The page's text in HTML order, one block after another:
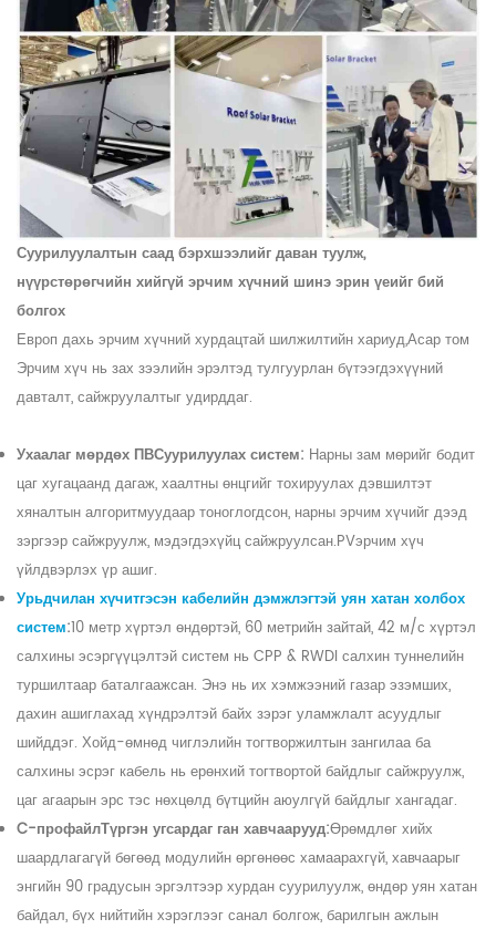
Суурилуулалтын саад бэрхшээлийг даван туулж,
нүүрстөрөгчийн хийгүй эрчим хүчний шинэ эрин үеийг бий
болгох
Европ дахь эрчим хүчний хурдацтай шилжилтийн хариуд,Асар том
Эрчим хүч нь зах зээлийн эрэлтэд тулгуурлан бүтээгдэхүүний
давталт, сайжруулалтыг удирддаг.
Ухаалаг мөрдөх ПВСуурилуулах систем: Нарны зам мөрийг бодит
цаг хугацаанд дагаж, хаалтны өнцгийг тохируулах дэвшилтэт
хяналтын алгоритмуудаар тоноглогдсон, нарны эрчим хүчийг дээд
зэргээр сайжруулж, мэдэгдэхүйц сайжруулсан.PVэрчим хүч
үйлдвэрлэх үр ашиг.
Урьдчилан хүчитгэсэн кабелийн дэмжлэгтэй уян хатан холбох
систем:10 метр хүртэл өндөртэй, 60 метрийн зайтай, 42 м/с хүртэл
салхины эсэргүүцэлтэй систем нь CPP & RWDI салхин туннелийн
туршилтаар баталгаажсан. Энэ нь их хэмжээний газар эзэмших,
дахин ашиглахад хүндрэлтэй байх зэрэг уламжлалт асуудлыг
шийддэг. Хойд-өмнөд чиглэлийн тогтворжилтын зангилаа ба
салхины эсрэг кабель нь ерөнхий тогтвортой байдлыг сайжруулж,
цаг агаарын эрс тэс нөхцөлд бүтцийн аюулгүй байдлыг хангадаг.
C-профайлТүргэн угсардаг ган хавчаарууд:Өрөмдлөг хийх
шаардлагагүй бөгөөд модулийн өргөнөөс хамаарахгүй,хавчаарыг
энгийн 90 градусын эргэлтээр хурдан суурилуулж, өндөр уян хатан
байдал, бүх нийтийн хэрэглээг санал болгож, барилгын ажлын